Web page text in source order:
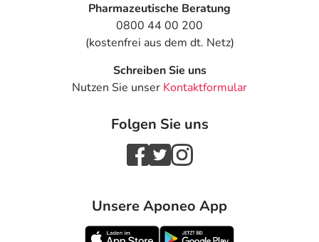
Pharmazeutische Beratung
0800 44 00 200
(kostenfrei aus dem dt. Netz)
Schreiben Sie uns
Nutzen Sie unser Kontaktformular
Folgen Sie uns
Unsere Aponeo App